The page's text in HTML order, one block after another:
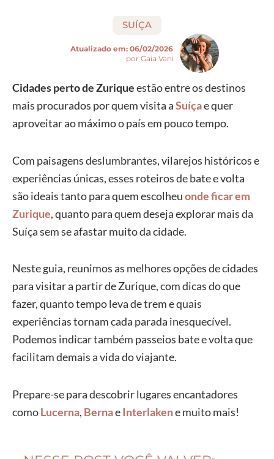
SUÍÇA
Atualizado em: 06/02/2026
por Gaia Vani
Cidades perto de Zuriqueestão entre os destinos
mais procurados por quem visita aSuíçae quer
aproveitar ao máximo o país em pouco tempo.
Com paisagens deslumbrantes, vilarejos históricos e
experiências únicas, esses roteiros de bate e volta
são ideais tanto para quem escolheuonde ficar em
Zurique, quanto para quem deseja explorar mais da
Suíça sem se afastar muito da cidade.
Neste guia, reunimos as melhores opções de cidades
para visitar a partir de Zurique, com dicas do que
fazer, quanto tempo leva de trem e quais
experiências tornam cada parada inesquecível.
Podemos indicar também passeios bate e volta que
facilitam demais a vida do viajante.
Prepare-se para descobrir lugares encantadores
comoLucerna, BernaeInterlakene muito mais!